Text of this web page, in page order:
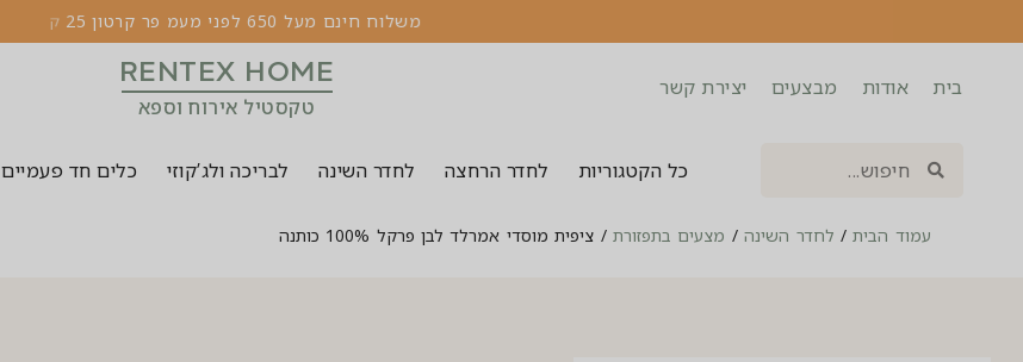
משלוח חינם מעל 0
5
6 לפני מעמ פר קרטון 5
2 ק
בית אודות מבצעים יצירת קשר RENTEX HOME
טקסטיל אירוח וספא
כל הקטגוריות לחדר הרחצה לחדר השינה לבריכה ולג’קוזי כלים חד פעמיים
עמוד הבית/ לחדר השינה/ מצעים בתפזורת / ציפית מוסדי אמרלד לבן פרקל 100% כותנה